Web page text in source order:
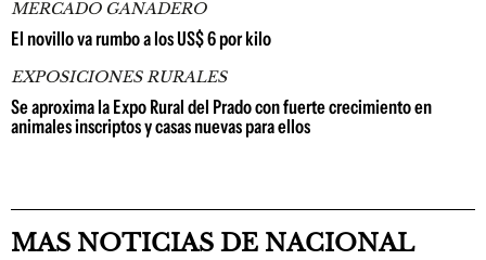
MERCADO GANADERO
El novillo va rumbo a los US$ 6 por kilo
EXPOSICIONES RURALES
Se aproxima la Expo Rural del Prado con fuerte crecimiento en
animales inscriptos y casas nuevas para ellos
MAS NOTICIAS DE NACIONAL